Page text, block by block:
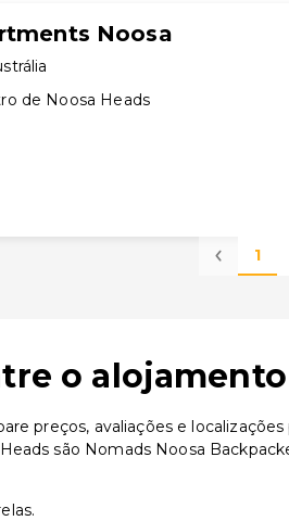
Noosa
de Noosa Heads
1
o
preços, avaliações e localizações
são Nomads Noosa